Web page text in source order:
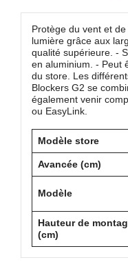
Protège du vent et
lumière grâce aux
qualité supérieure. -
en aluminium. - Peut
du store. Les
Blockers G2 se
également venir
ou EasyLink.
Modèle store
Avancée (cm)
Modèle
Hauteur de
(cm)